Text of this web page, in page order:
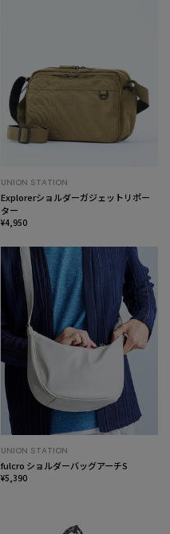
UNION STATION
Explorerショルダーガジェットリポー
ター
¥4,950
UNION STATION
fulcro ショルダーバッグアーチS
¥5,390